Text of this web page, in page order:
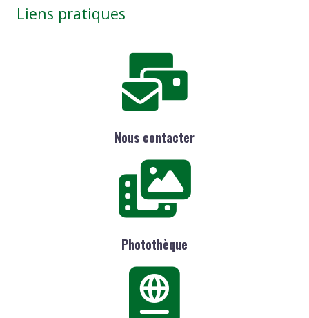
Liens pratiques
Nous contacter
Photothèque